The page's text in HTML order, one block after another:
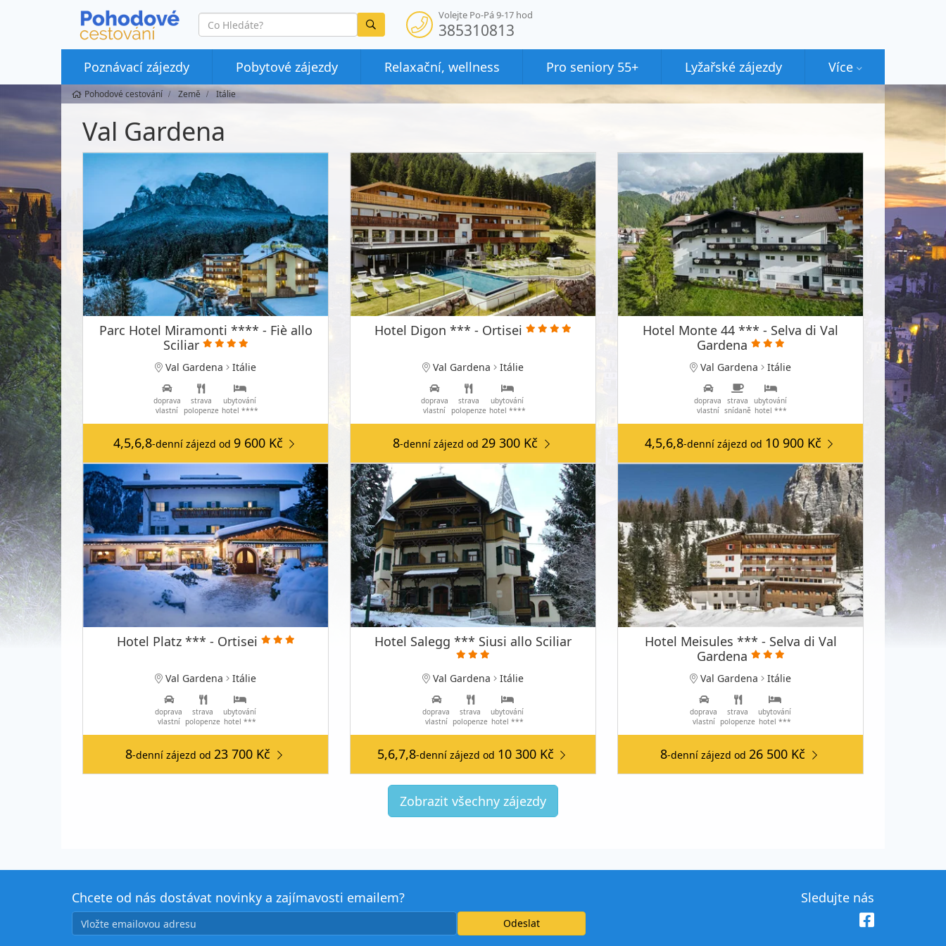
co
hledáte
Vyhledat
Volejte Po-Pá 9-17 hod
385310813
Poznávací zájezdy Pobytové zájezdy Relaxační, wellness Pro seniory 55+ Lyžařské zájezdy Více
Pohodové cestování Země Itálie
Val Gardena
Parc Hotel Miramonti **** - Fiè allo
Sciliar
Val Gardena Itálie
doprava
vlastní
strava
polopenze
ubytování
hotel ****
4,5,6,8-denní zájezd od 9 600 Kč
Hotel Digon *** - Ortisei
Val Gardena Itálie
doprava
vlastní
strava
polopenze
ubytování
hotel ****
8-denní zájezd od29 300 Kč
Hotel Monte 44 *** - Selva di Val
Gardena
Val Gardena Itálie
doprava
vlastní
strava
snídaně
ubytování
hotel ***
4,5,6,8-denní zájezd od 10 900 Kč
Hotel Platz *** - Ortisei
Val Gardena Itálie
doprava
vlastní
strava
polopenze
ubytování
hotel ***
8-denní zájezd od23 700 Kč
Hotel Salegg *** Siusi allo Sciliar
Val Gardena Itálie
doprava
vlastní
strava
polopenze
ubytování
hotel ***
5,6,7,8-denní zájezd od 10 300 Kč
Hotel Meisules *** - Selva di Val
Gardena
Val Gardena Itálie
doprava
vlastní
strava
polopenze
ubytování
hotel ***
8-denní zájezd od26 500 Kč
Zobrazit všechny zájezdy
Chcete od nás dostávat novinky a zajímavosti emailem? Sledujte nás